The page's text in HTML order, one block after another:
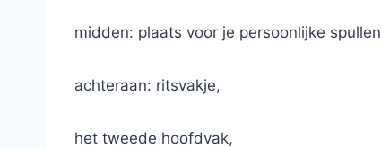
midden: plaats voor je persoonlijke
achteraan: ritsvakje,
het tweede hoofdvak,